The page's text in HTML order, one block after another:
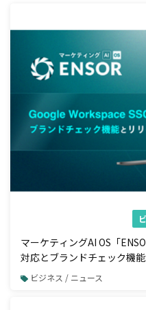
マーケティングAI OS「
対応とブランドチェック機
化と広告配信前の自動コンプ
ビジネス / ニュース